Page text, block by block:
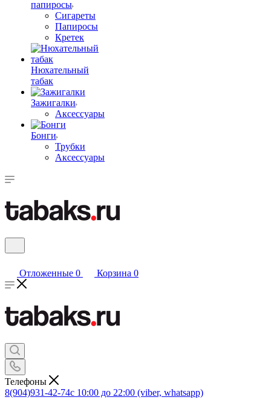
папиросы
Сигареты
Папиросы
Кретек
Нюхательный
табак
Зажигалки
Аксессуары
Бонги
Трубки
Аксессуары
Отложенные 0 Корзина 0
Телефоны
8(904)931-42-74с 10:00 до 22:00 (viber, whatsapp)